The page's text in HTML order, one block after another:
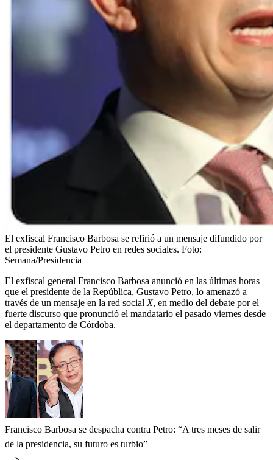
El exfiscal Francisco Barbosa se refirió a un mensaje difundido por
el presidente Gustavo Petro en redes sociales. Foto:
Semana/Presidencia
El exfiscal general Francisco Barbosa anunció en las últimas horas
que el presidente de la República, Gustavo Petro, lo amenazó a
través de un mensaje en la red social X, en medio del debate por el
fuerte discurso que pronunció el mandatario el pasado viernes desde
el departamento de Córdoba.
Francisco Barbosa se despacha contra Petro: “A tres meses de salir
de la presidencia, su futuro es turbio”